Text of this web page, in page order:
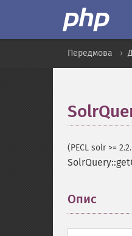
Передмова
(PECL solr >=
Опис